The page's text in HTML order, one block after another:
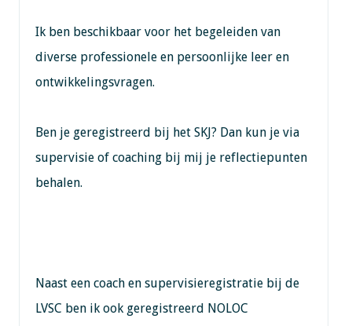
Ik ben beschikbaar voor het begeleiden van
diverse professionele en persoonlijke leer en
ontwikkelingsvragen.
Ben je geregistreerd bij het SKJ? Dan kun je via
supervisie of coaching bij mij je reflectiepunten
behalen.
Naast een coach en supervisieregistratie bij de
LVSC ben ik ook geregistreerd NOLOC